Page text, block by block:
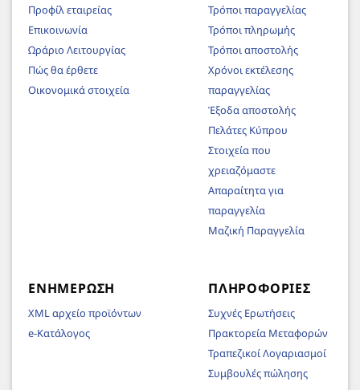
Προφίλ εταιρείας
Επικοινωνία
Ωράριο Λειτουργίας
Πώς θα έρθετε
Οικονομικά στοιχεία
Τρόποι παραγγελίας
Τρόποι πληρωμής
Τρόποι αποστολής
Χρόνοι εκτέλεσης
παραγγελίας
Έξοδα αποστολής
Πελάτες Κύπρου
Στοιχεία που
χρειαζόμαστε
Απαραίτητα για
παραγγελία
Μαζική Παραγγελία
ΕΝΗΜΈΡΩΣΗ
XML αρχείο προϊόντων
e-Κατάλογος
ΠΛΗΡΟΦΟΡΊΕΣ
Συχνές Ερωτήσεις
Πρακτορεία Μεταφορών
Τραπεζικοί Λογαριασμοί
Συμβουλές πώλησης